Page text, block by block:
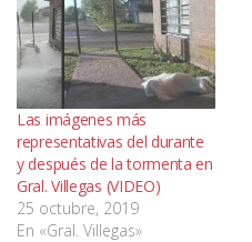
Las imágenes más
representativas del durante
y después de la tormenta en
Gral. Villegas (VIDEO)
25 octubre, 2019
En «Gral. Villegas»